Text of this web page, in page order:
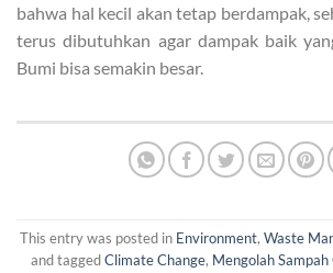
bahwa hal kecil akan tetap berdampak,
terus dibutuhkan agar dampak baik
Bumi bisa semakin besar.
This entry was posted in Environment, Waste
and taggedClimate Change, Mengolah